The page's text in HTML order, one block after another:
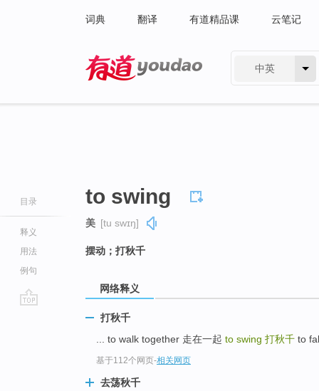
词典 翻译 有道精品课 云笔记
中英
目录
释义
用法
例句
to swing
美 [tu swɪŋ]
摆动；打秋千
网络释义
打秋千
... to walk together 走在一起 to swing 打秋千 to
基于112个网页-相关网页
去荡秋千